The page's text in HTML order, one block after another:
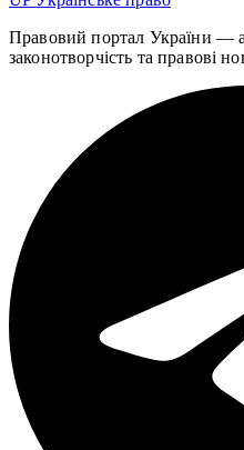
Правовий портал України —
законотворчість та правові